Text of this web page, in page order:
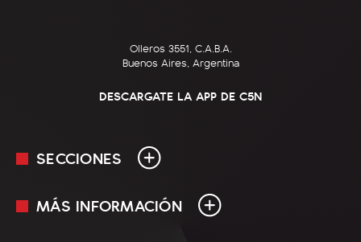
Olleros 3551, C.A.B.A.
Buenos Aires, Argentina
DESCARGATE LA APP DE C5N
SECCIONES
En Vivo
MÁS INFORMACIÓN